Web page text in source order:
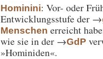
Hominini: Vor- oder
Entwicklungsstufe der →
Menschen erreicht
wie sie in der →GdP
»Hominiden«.